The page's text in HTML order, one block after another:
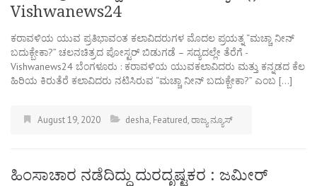
Vishwanews24
ಕರಾವಳಿಯ ಯುವ ಪ್ರತಿಭಾವಂತ ಕಲಾವಿದರುಗಳ ಮೊದಲ ಪ್ರಯತ್ನ “ಮಚ್ಚಾ ನೀನ್
ಬದುಕ್ಬೇಕಾ?” ಚಲನಚಿತ್ರದ ಪೋಸ್ಟರ್ ಬಿಡುಗಡೆ – ಸದ್ಯದಲ್ಲೇ ತೆರೆಗೆ -
Vishwanews24 ಬೆಂಗಳೂರು : ಕರಾವಳಿಯ ಯುವಕಲಾವಿದರು ಮತ್ತು ಕನ್ನಡದ ಕೆಲ
ಹಿರಿಯ ಕಿರುತೆರೆ ಕಲಾವಿದರು ನಟಿಸಿರುವ “ಮಚ್ಚಾ ನೀನ್ ಬದುಕ್ಬೇಕಾ?” ಎಂಬ […]
August 19, 2020 desha, Featured,ರಾಜ್ಯ ನ್ಯೂಸ್
ಹಿಂಸಾಚಾರ ನಡೆದಿದ್ದು ದುರದೃಷ್ಟಕರ : ಜಮೀರ್